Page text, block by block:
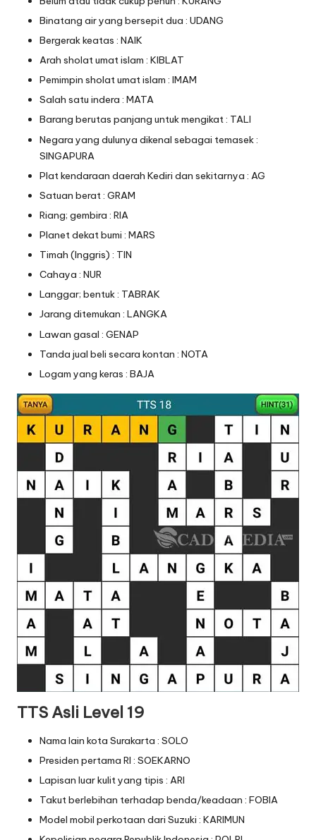
Binatang air yang bersepit dua : UDANG
Bergerak keatas : NAIK
Arah sholat umat islam : KIBLAT
Pemimpin sholat umat islam : IMAM
Salah satu indera : MATA
Barang berutas panjang untuk mengikat : TALI
Negara yang dulunya dikenal sebagai temasek :
SINGAPURA
Plat kendaraan daerah Kediri dan sekitarnya : AG
Satuan berat : GRAM
Riang; gembira : RIA
Planet dekat bumi : MARS
Timah (Inggris) : TIN
Cahaya : NUR
Langgar; bentuk : TABRAK
Jarang ditemukan : LANGKA
Lawan gasal : GENAP
Tanda jual beli secara kontan : NOTA
Logam yang keras : BAJA
TTS Asli Level 19
Nama lain kota Surakarta : SOLO
Presiden pertama RI : SOEKARNO
Lapisan luar kulit yang tipis : ARI
Takut berlebihan terhadap benda/keadaan : FOBIA
Model mobil perkotaan dari Suzuki : KARIMUN